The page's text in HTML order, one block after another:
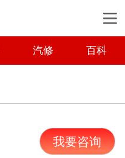
汽修 百科
我要咨询